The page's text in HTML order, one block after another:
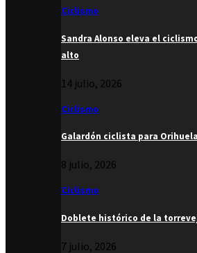
Ciclismo
Sandra Alonso eleva el
alto
14 julio, 2026
Ciclismo
Galardón ciclista para
8 julio, 2026
Ciclismo
Doblete histórico de la
7 julio, 2026